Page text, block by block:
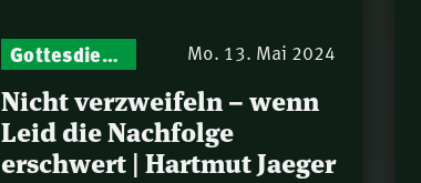
Gottesdienst-Botschaften – Jeden Sonntag neu: Aktuelle Predigten vom Mitternachtsruf Mo. 13. Mai 2024
Nicht verzweifeln – wenn
Leid die Nachfolge
erschwert | Hartmut Jaeger